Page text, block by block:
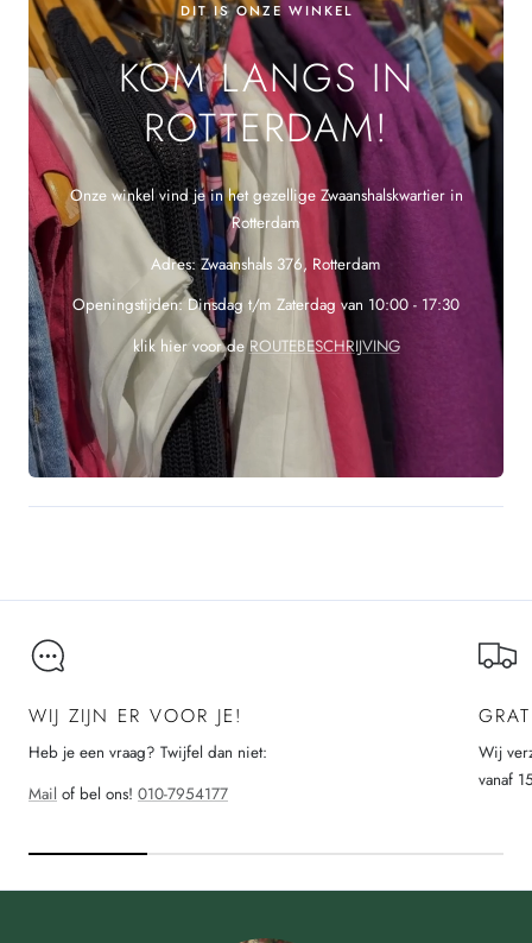
DIT IS ONZE WINKEL
KOM LANGS IN
ROTTERDAM!
Onze winkel vind je in het gezellige Zwaanshalskwartier in
Rotterdam
Adres: Zwaanshals 376, Rotterdam
Openingstijden: Dinsdag t/m Zaterdag van 10:00 - 17:30
klik hier voor deROUTEBESCHRIJVING
WIJ ZIJN ER VOOR JE!
Heb je een vraag? Twijfel dan niet:
Mail of bel ons! 010-7954177
Wij
vanaf